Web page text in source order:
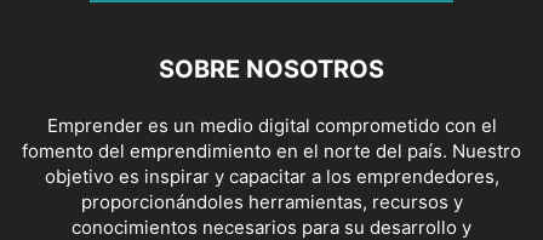
SOBRE NOSOTROS
Emprender es un medio digital comprometido con el
fomento del emprendimiento en el norte del país. Nuestro
objetivo es inspirar y capacitar a los emprendedores,
proporcionándoles herramientas, recursos y
conocimientos necesarios para su desarrollo y